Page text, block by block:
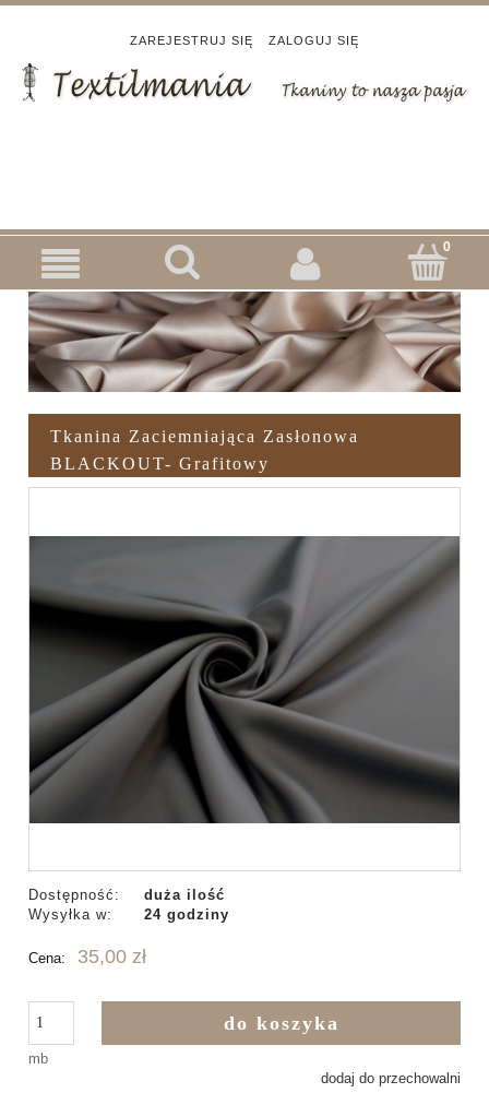
ZAREJESTRUJ SIĘ ZALOGUJ SIĘ
Tkanina Zaciemniająca Zasłonowa
BLACKOUT- Grafitowy
Dostępność:
duża ilość
Wysyłka w:
24 godziny
Cena: 35,00 zł
mb
do koszyka
dodaj do przechowalni